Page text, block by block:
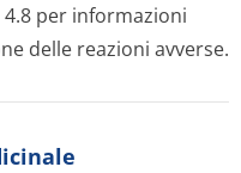
per informazioni
delle reazioni avverse.